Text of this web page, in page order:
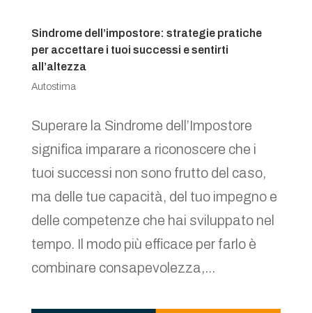
Sindrome dell’impostore: strategie pratiche
per accettare i tuoi successi e sentirti
all’altezza
Autostima
Superare la Sindrome dell’Impostore
significa imparare a riconoscere che i
tuoi successi non sono frutto del caso,
ma delle tue capacità, del tuo impegno e
delle competenze che hai sviluppato nel
tempo. Il modo più efficace per farlo è
combinare consapevolezza,...